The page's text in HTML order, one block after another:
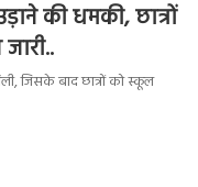
की धमकी, छात्रों
जिसके बाद छात्रों को स्कूल